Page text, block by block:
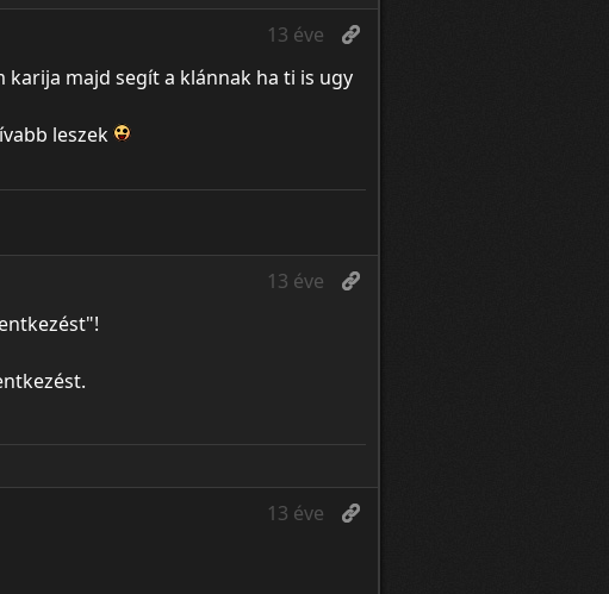
13 éve
karija majd segít a klánnak ha ti is ugy
leszek
13 éve
13 éve